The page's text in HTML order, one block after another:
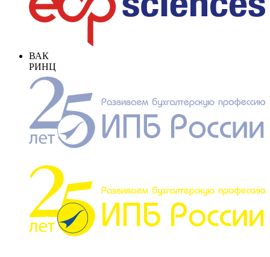
ВАК
РИНЦ